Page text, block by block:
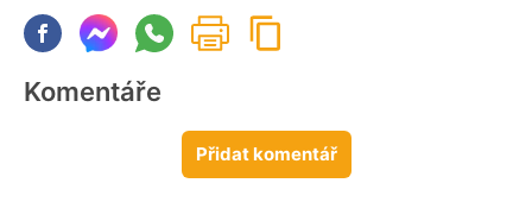
Komentáře
Přidat komentář